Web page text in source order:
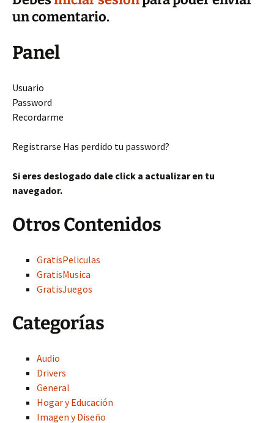
un comentario.
Panel
Usuario
Password
Recordarme
Registrarse Has perdido tu password?
Si eres deslogado dale click a actualizar en tu
navegador.
Otros Contenidos
GratisPeliculas
GratisMusica
GratisJuegos
Categorías
Audio
Drivers
General
Hogar y Educación
Imagen y Diseño